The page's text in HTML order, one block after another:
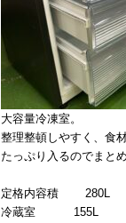
大容量冷凍室。
整理整頓しやすく、食
たっぷり入るのでまと
定格内容積 280L
冷蔵室 155L